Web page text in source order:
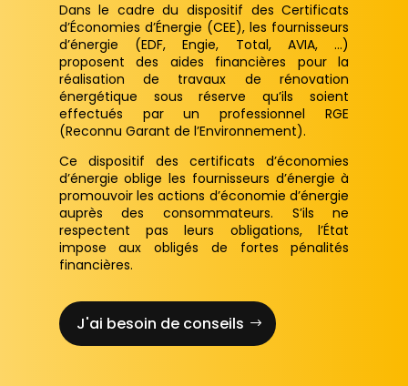
Dans le cadre du dispositif des Certificats
d’Économies d’Énergie (CEE), les fournisseurs
d’énergie (EDF, Engie, Total, AVIA, …)
proposent des aides financières pour la
réalisation de travaux de rénovation
énergétique sous réserve qu’ils soient
effectués par un professionnel RGE
(Reconnu Garant de l’Environnement).
Ce dispositif des certificats d’économies
d’énergie oblige les fournisseurs d’énergie à
promouvoir les actions d’économie d’énergie
auprès des consommateurs. S’ils ne
respectent pas leurs obligations, l’État
impose aux obligés de fortes pénalités
financières.
J'ai besoin de conseils